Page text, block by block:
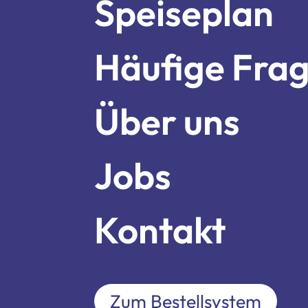
Jobs
Kontakt
Speiseplan
Häufige
Über uns
Jobs
Kontakt
Zum Bestellsystem